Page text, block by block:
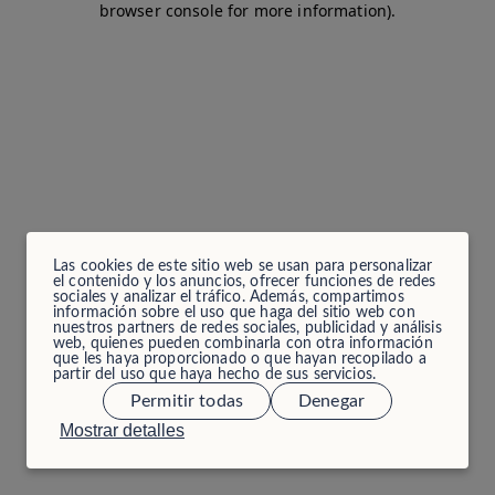
Las cookies de este sitio web se usan para personalizar
el contenido y los anuncios, ofrecer funciones de redes
sociales y analizar el tráfico. Además, compartimos
información sobre el uso que haga del sitio web con
nuestros partners de redes sociales, publicidad y análisis
web, quienes pueden combinarla con otra información
que les haya proporcionado o que hayan recopilado a
partir del uso que haya hecho de sus servicios.
Mostrar detalles
Permitir todas Denegar
browser console for more information).